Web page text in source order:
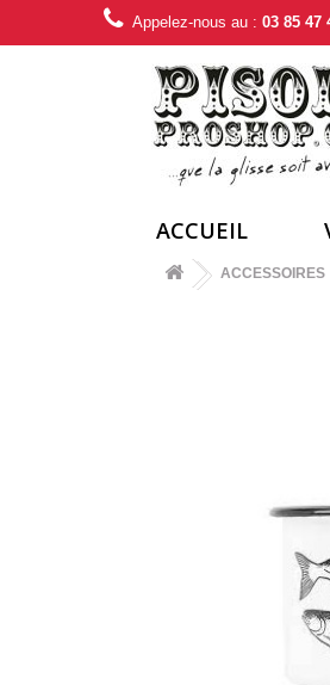
Appelez-nous au : 03 85 47
ACCUEIL
ACCESSOIRES